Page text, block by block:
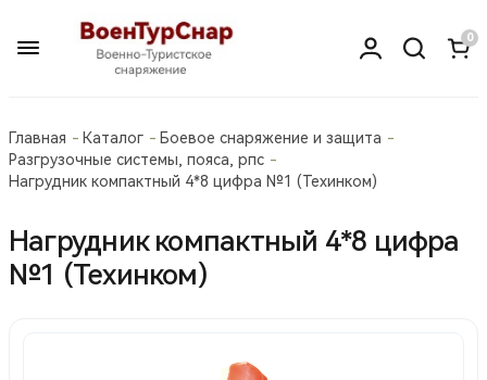
0
Главная Каталог
Боевое снаряжение и защита
Разгрузочные системы, пояса, рпс
Нагрудник компактный 4*8 цифра №1 (Техинком)
Нагрудник компактный 4*8 цифра
№1 (Техинком)